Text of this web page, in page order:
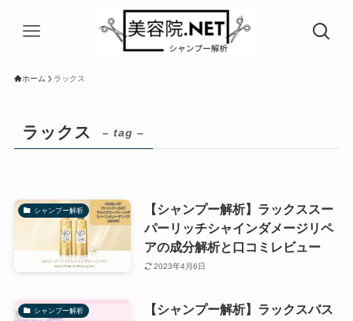
ホーム ラックス
ラックス – tag –
シャンプー解析
【シャンプー解析】ラックススー
パーリッチシャインダメージリペ
アの成分解析と口コミレビュー
2023年4月6日
シャンプー解析
【シャンプー解析】ラックスバス